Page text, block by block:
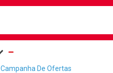
Campanha De Ofertas